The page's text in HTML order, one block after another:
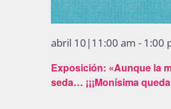
Exposición: «Aunque la
seda… ¡¡¡Monísima
abril 10|11:00 am - 1:00